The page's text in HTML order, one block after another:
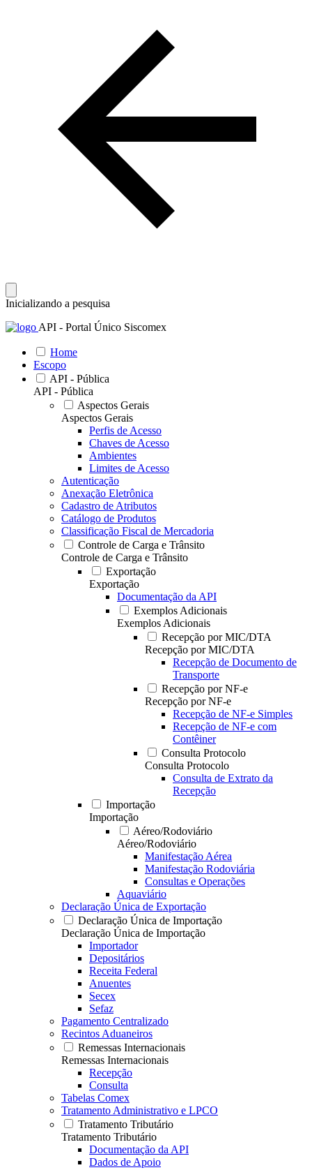
Inicializando a pesquisa
API - Portal Único Siscomex
Home
Escopo
API - Pública
API - Pública
Aspectos Gerais
Aspectos Gerais
Perfis de Acesso
Chaves de Acesso
Ambientes
Limites de Acesso
Autenticação
Anexação Eletrônica
Cadastro de Atributos
Catálogo de Produtos
Classificação Fiscal de Mercadoria
Controle de Carga e Trânsito
Controle de Carga e Trânsito
Exportação
Exportação
Documentação da API
Exemplos Adicionais
Exemplos Adicionais
Recepção por MIC/DTA
Recepção por MIC/DTA
Recepção de Documento de
Transporte
Recepção por NF-e
Recepção por NF-e
Recepção de NF-e Simples
Recepção de NF-e com
Contêiner
Consulta Protocolo
Consulta Protocolo
Consulta de Extrato da
Recepção
Importação
Importação
Aéreo/Rodoviário
Aéreo/Rodoviário
Manifestação Aérea
Manifestação Rodoviária
Consultas e Operações
Aquaviário
Declaração Única de Exportação
Declaração Única de Importação
Declaração Única de Importação
Importador
Depositários
Receita Federal
Anuentes
Secex
Sefaz
Pagamento Centralizado
Recintos Aduaneiros
Remessas Internacionais
Remessas Internacionais
Recepção
Consulta
Tabelas Comex
Tratamento Administrativo e LPCO
Tratamento Tributário
Tratamento Tributário
Documentação da API
Dados de Apoio